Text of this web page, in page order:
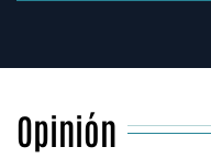
Opinión